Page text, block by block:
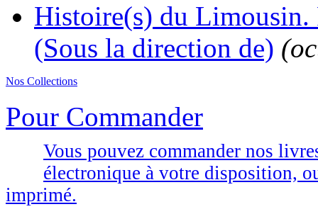
Histoire(s) du Limousin.
(Sous la direction de)
Nos Collections
Pour Commander
Vous pouvez commander nos
électronique à votre disposition,
imprimé.